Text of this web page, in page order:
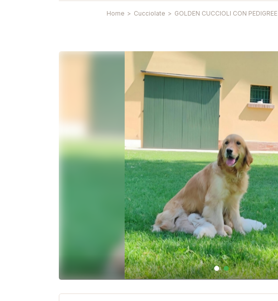
Home > Cucciolate > GOLDEN CUCCIOLI CON